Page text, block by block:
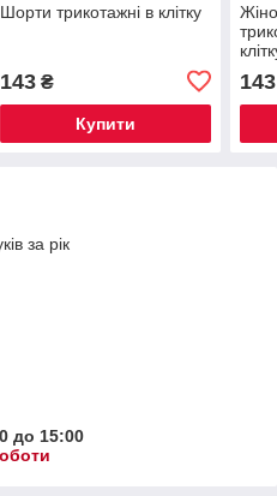
Шорти трикотажні в клітку
143₴
Купити
143
за рік
до 15:00